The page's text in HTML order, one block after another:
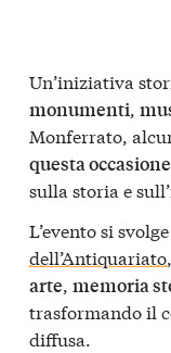
Un’iniziativa
monumenti,
Monferrato,
questa occasione
sulla storia e
L’evento si
dell’Antiquariato
arte, memoria
trasformando il
diffusa.